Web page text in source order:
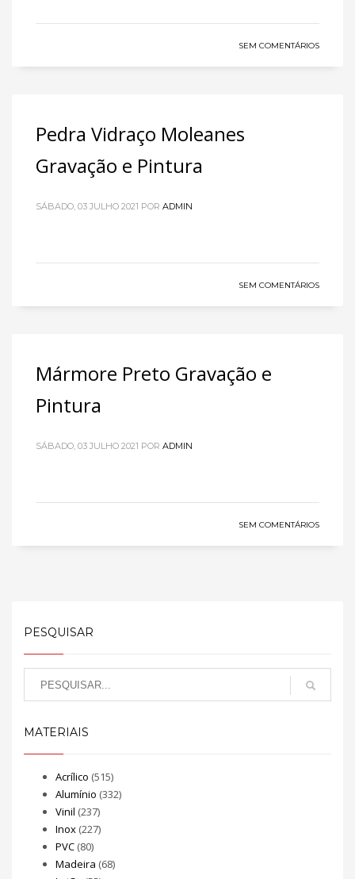
SEM COMENTÁRIOS
Pedra Vidraço Moleanes
Gravação e Pintura
SÁBADO, 03 JULHO 2021 POR ADMIN
SEM COMENTÁRIOS
Mármore Preto Gravação e
Pintura
SÁBADO, 03 JULHO 2021 POR ADMIN
SEM COMENTÁRIOS
PESQUISAR
MATERIAIS
Acrílico (515)
Alumínio (332)
Vinil (237)
Inox (227)
PVC (80)
Madeira (68)